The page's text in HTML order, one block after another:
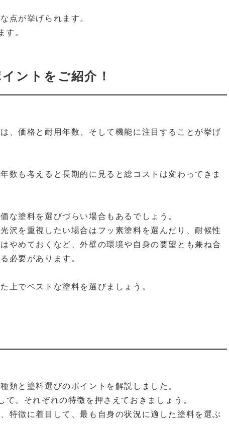
点が挙げられます。
。
ントをご紹介！
、価格と耐用年数、そして機能に注目することが挙げ
数も考えると長期的に見ると総コストは変わってきま
な塗料を選びづらい場合もあるでしょう。
沢を重視したい場合はフッ素塗料を選んだり、耐候性
やめておくなど、外壁の環境や自身の要望とも兼ね合
必要があります。
上でベストな塗料を選びましょう。
類と塗料選びのポイントを解説しました。
、それぞれの特徴を押さえておきましょう。
特徴に着目して、最も自身の状況に適した塗料を選ぶ